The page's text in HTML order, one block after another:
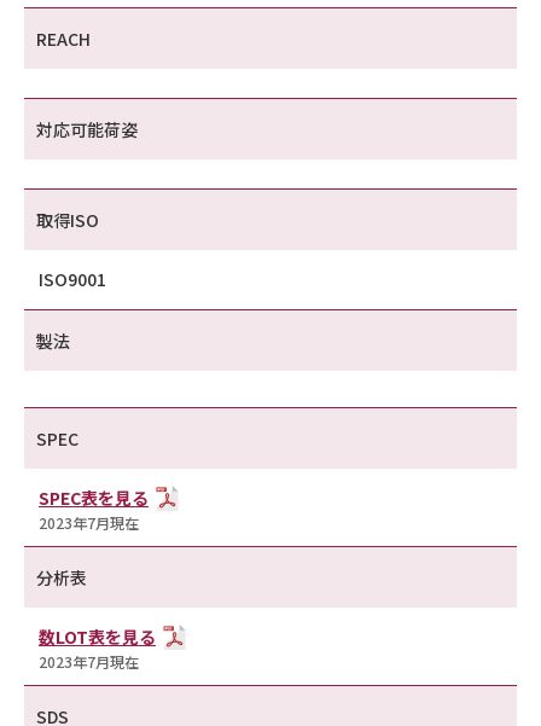
REACH
対応可能荷姿
取得ISO
ISO9001
製法
SPEC
SPEC表を見る
2023年7月現在
分析表
数LOT表を見る
2023年7月現在
SDS